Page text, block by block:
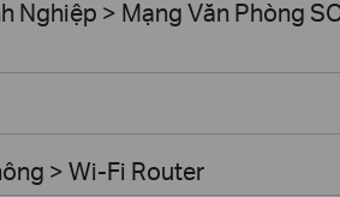
Nghiệp > Mạng Văn Phòng
> Wi-Fi Router